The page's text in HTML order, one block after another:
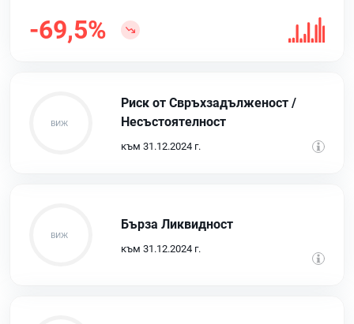
-69,5%
Риск от Свръхзадълженост /
Несъстоятелност
към 31.12.2024 г.
Бърза Ликвидност
към 31.12.2024 г.